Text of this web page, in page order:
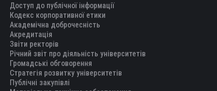
Доступ до публічної інформації
Кодекс корпоративної етики
Академічна доброчесність
Акредитація
Звіти ректорів
Річний звіт про діяльність університетів
Громадські обговорення
Стратегія розвитку університетів
Публічні закупівлі